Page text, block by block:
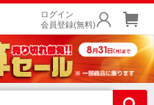
ログイン
会員登録(無料)